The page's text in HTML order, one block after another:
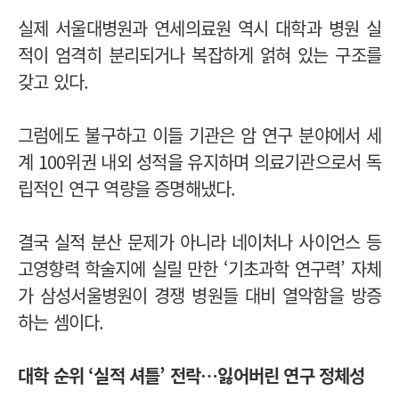
실제 서울대병원과 연세의료원 역시 대학과 병원 실
적이 엄격히 분리되거나 복잡하게 얽혀 있는 구조를
갖고 있다.
그럼에도 불구하고 이들 기관은 암 연구 분야에서 세
계 100위권 내외 성적을 유지하며 의료기관으로서 독
립적인 연구 역량을 증명해냈다.
결국 실적 분산 문제가 아니라 네이처나 사이언스 등
고영향력 학술지에 실릴 만한 ‘기초과학 연구력’ 자체
가 삼성서울병원이 경쟁 병원들 대비 열악함을 방증
하는 셈이다.
대학 순위 ‘실적 셔틀’ 전락…잃어버린 연구 정체성